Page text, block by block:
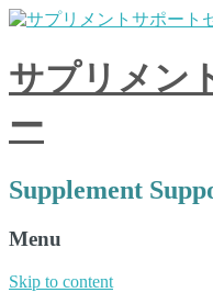
サプリメン
ー
Supplement
Menu
Skip to content